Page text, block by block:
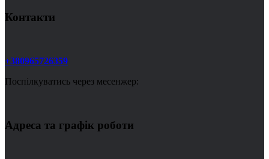
Контакти
+380965726359
Поспілкуватись через месенжер:
Адреса та графік роботи